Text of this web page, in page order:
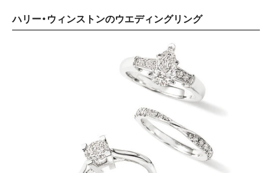
ハリー・ウィンストンのウエディングリング